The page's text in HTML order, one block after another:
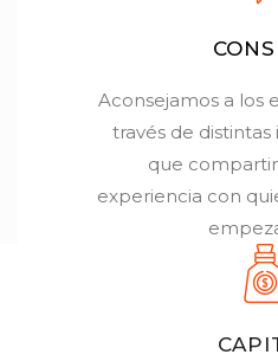
Aconsejamos a los
través de distintas
que
experiencia con